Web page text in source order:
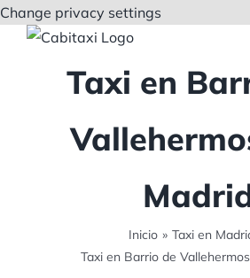
Change privacy settings
Taxi en
Inicio » Taxi en
Taxi en Barrio de